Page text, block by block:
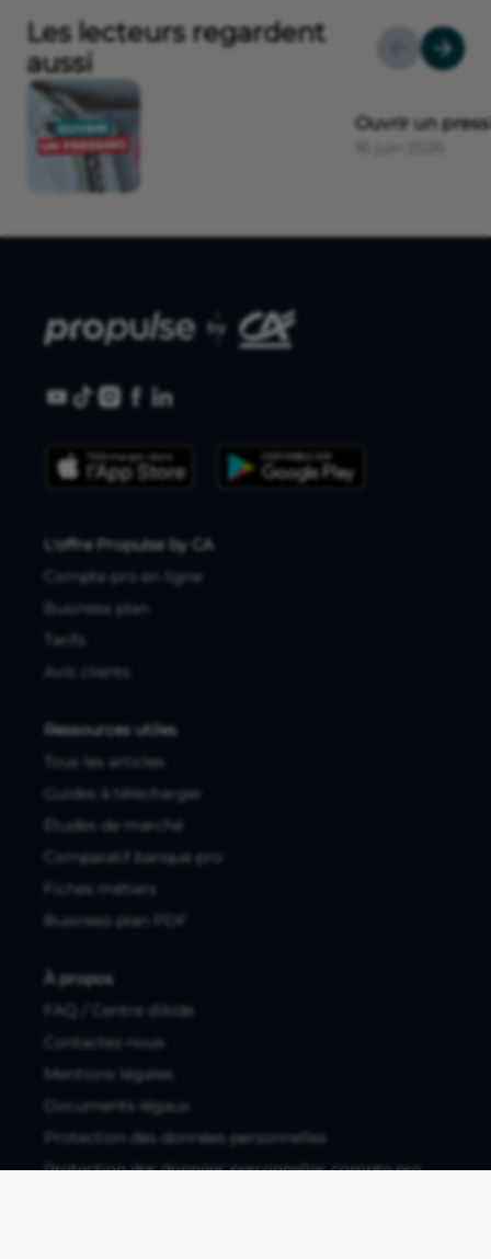
Les lecteurs regardent
aussi
Ouvrir un
L'offre Propulse by CA
Compte pro en ligne
Business plan
Tarifs
Avis clients
Ressources utiles
Tous les articles
Guides à télécharger
Études de marché
Comparatif banque pro
Fiches métiers
Business plan PDF
À propos
FAQ / Centre d'Aide
Contactez-nous
Mentions légales
Documents légaux
Protection des données personnelles
Protection des données personnelles compte pro